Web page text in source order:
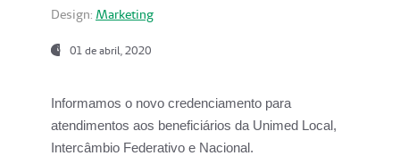
Design: Marketing
01 de abril, 2020
Informamos o novo credenciamento para
atendimentos aos beneficiários da Unimed Local,
Intercâmbio Federativo e Nacional.